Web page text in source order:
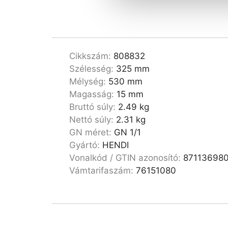
Cikkszám: 808832
Szélesség: 325 mm
Mélység: 530 mm
Magasság: 15 mm
Bruttó súly: 2.49 kg
Nettó súly: 2.31 kg
GN méret: GN 1/1
Gyártó: HENDI
Vonalkód / GTIN azonosító:
Vámtarifaszám:76151080